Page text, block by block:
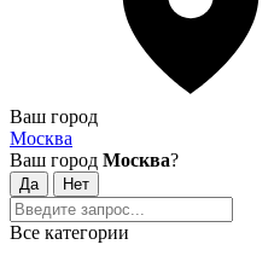
Ваш город
Москва
Ваш город Москва?
Все категории